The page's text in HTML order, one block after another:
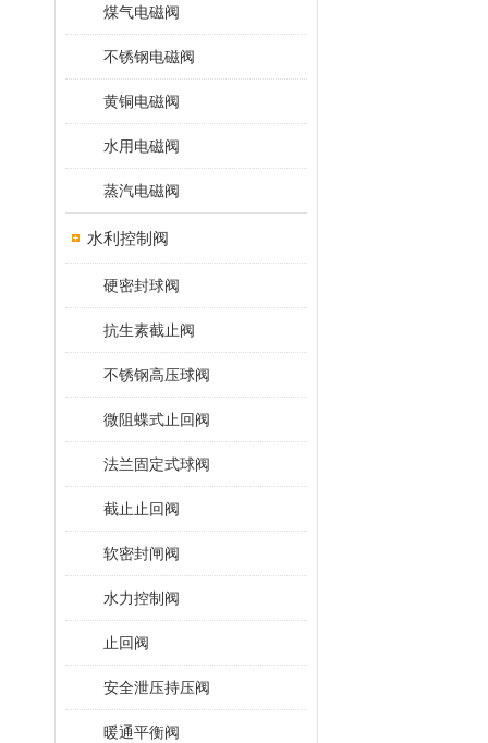
煤气电磁阀
不锈钢电磁阀
黄铜电磁阀
水用电磁阀
蒸汽电磁阀
水利控制阀
硬密封球阀
抗生素截止阀
不锈钢高压球阀
微阻蝶式止回阀
法兰固定式球阀
截止止回阀
软密封闸阀
水力控制阀
止回阀
安全泄压持压阀
暖通平衡阀